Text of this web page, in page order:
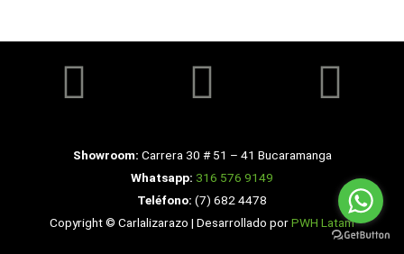
Facebook
Showroom: Carrera 30 # 51 – 41 Bucaramanga
Whatsapp: 316 576 9149
Teléfono: (7) 682 4478
Copyright © Carlalizarazo | Desarrollado porPWH Latam